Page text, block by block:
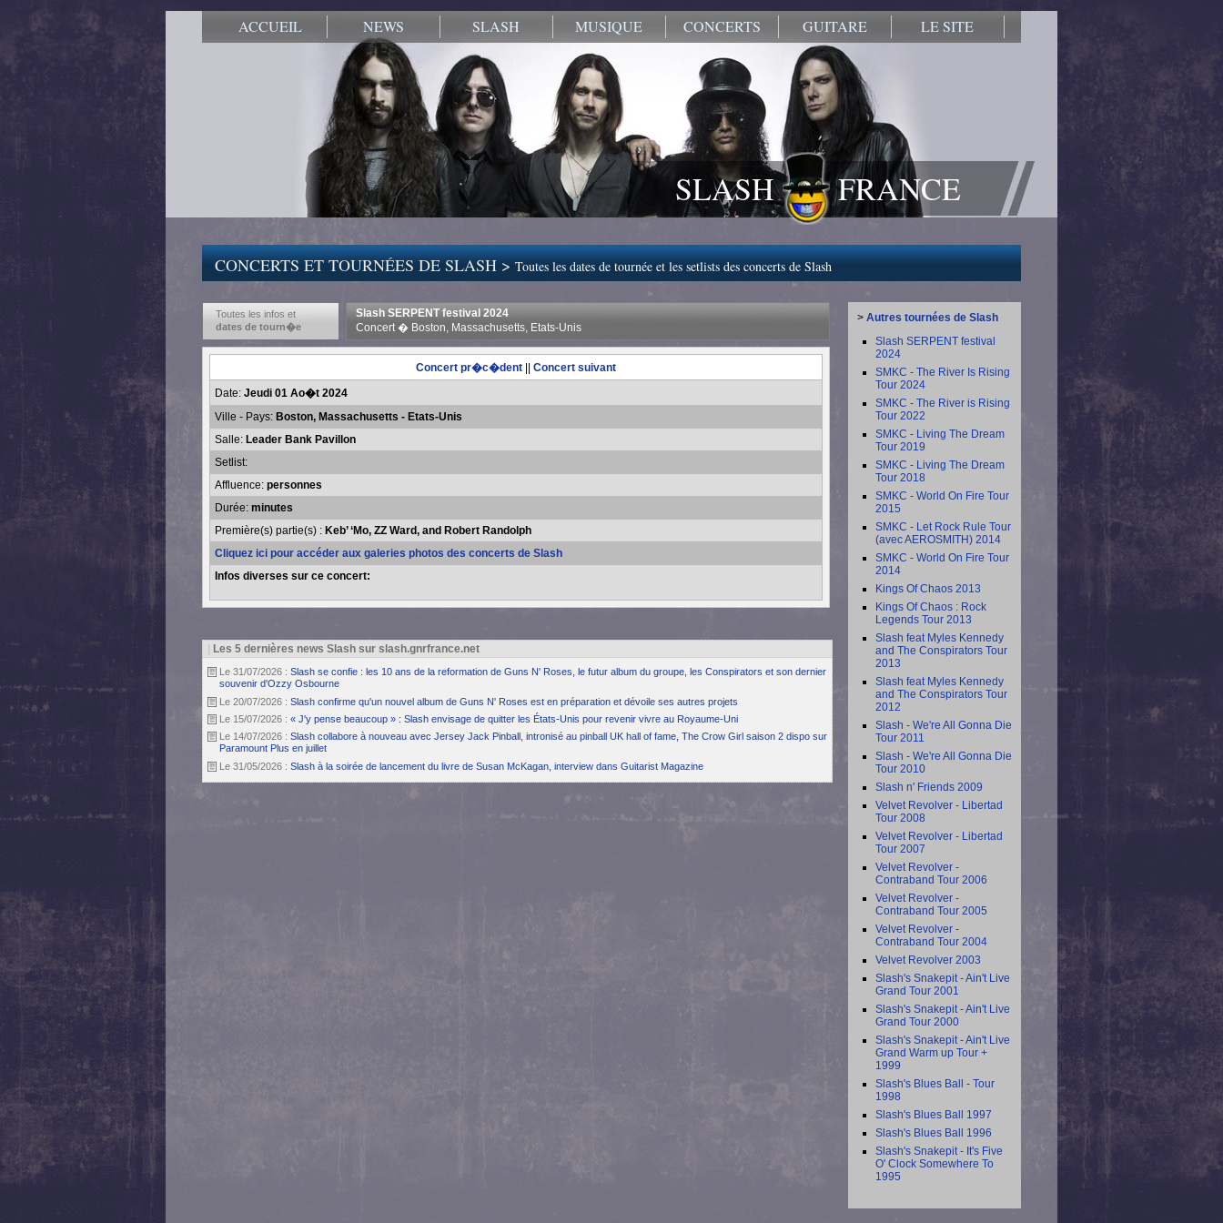
ACCUEIL NEWS SLASH MUSIQUE CONCERTS GUITARE LE SITE
SLASH FRANCE
CONCERTS ET TOURNÉES DE SLASH >Toutes les dates de tournée et les setlists des concerts de Slash
Toutes les infos et
dates de tourn�e
Slash SERPENT festival 2024
Concert � Boston, Massachusetts, Etats-Unis
Concert pr�c�dent
Concert suivant
Date: Jeudi 01 Ao�t 2024
Ville - Pays: Boston, Massachusetts - Etats-Unis
Salle: Leader Bank Pavillon
Setlist:
Affluence: personnes
Durée: minutes
Première(s) partie(s) : Keb’ ‘Mo, ZZ Ward, and Robert Randolph
Cliquez ici pour accéder aux galeries photos des concerts de Slash
Infos diverses sur ce concert:
Les 5 dernières news Slash sur slash.gnrfrance.net
Le 31/07/2026 : Slash se confie : les 10 ans de la reformation de Guns N' Roses, le futur album du groupe, les Conspirators et son dernier
souvenir d'Ozzy Osbourne
Le 20/07/2026 : Slash confirme qu'un nouvel album de Guns N' Roses est en préparation et dévoile ses autres projets
Le 15/07/2026 : « J'y pense beaucoup » : Slash envisage de quitter les États-Unis pour revenir vivre au Royaume-Uni
Le 14/07/2026 : Slash collabore à nouveau avec Jersey Jack Pinball, intronisé au pinball UK hall of fame, The Crow Girl saison 2 dispo sur
Paramount Plus en juillet
Le 31/05/2026 : Slash à la soirée de lancement du livre de Susan McKagan, interview dans Guitarist Magazine
> Autres tournées de Slash
Slash SERPENT festival
2024
SMKC - The River Is Rising
Tour 2024
SMKC - The River is Rising
Tour 2022
SMKC - Living The Dream
Tour 2019
SMKC - Living The Dream
Tour 2018
SMKC - World On Fire Tour
2015
SMKC - Let Rock Rule Tour
(avec AEROSMITH) 2014
SMKC - World On Fire Tour
2014
Kings Of Chaos 2013
Kings Of Chaos : Rock
Legends Tour 2013
Slash feat Myles Kennedy
and The Conspirators Tour
2013
Slash feat Myles Kennedy
and The Conspirators Tour
2012
Slash - We're All Gonna Die
Tour 2011
Slash - We're All Gonna Die
Tour 2010
Slash n' Friends 2009
Velvet Revolver - Libertad
Tour 2008
Velvet Revolver - Libertad
Tour 2007
Velvet Revolver -
Contraband Tour 2006
Velvet Revolver -
Contraband Tour 2005
Velvet Revolver -
Contraband Tour 2004
Velvet Revolver 2003
Slash's Snakepit - Ain't Live
Grand Tour 2001
Slash's Snakepit - Ain't Live
Grand Tour 2000
Slash's Snakepit - Ain't Live
Grand Warm up Tour +
1999
Slash's Blues Ball - Tour
1998
Slash's Blues Ball 1997
Slash's Blues Ball 1996
Slash's Snakepit - It's Five
O' Clock Somewhere To
1995